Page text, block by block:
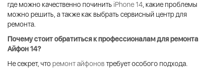
где можно качественно починить iPhone 14 , какие проблемы
можно решить, а также как выбрать сервисный центр для
ремонта.
Почему стоит обратиться к профессионалам дляремонта
Айфон 14?
Не секрет, что ремонт айфоновтребует особого подхода.